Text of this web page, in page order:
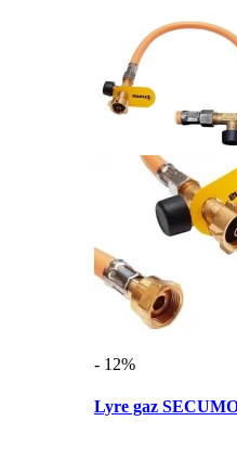
- 12%
Lyre gaz